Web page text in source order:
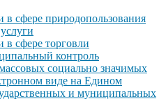
в сфере природопользования
в сфере торговли
контроль
социально значимых
виде на Едином
и муниципальных